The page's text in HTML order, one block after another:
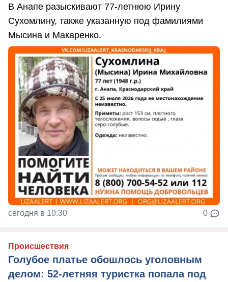
В Анапе разыскивают 77-летнюю Ирину
Сухомлину, также указанную под фамилиями
Мысина и Макаренко.
сегодня в 10:30 0
Происшествия
Голубое платье обошлось уголовным
делом: 52-летняя туристка попала под